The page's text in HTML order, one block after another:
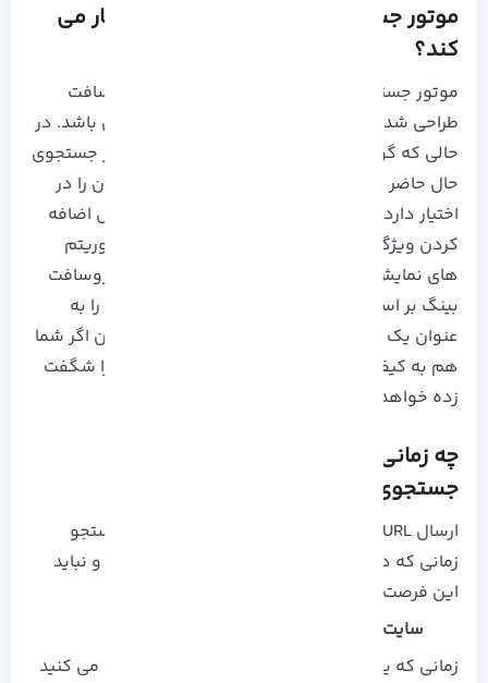
موتور جستجو بینگ چیست؟ و چگونه کار می
کند؟
موتور جستجو Bing در سال 2009 توسط مایکروسافت
طراحی شد که نام کامل آن مایکروسافت بینگ می باشد. در
حالی که گوگل معروف ترین و محبوب ترین موتور جستجوی
حال حاضر است و قسمت بسیار بزرگی از بازار کاربران را در
اختیار دارد، موتور جستجو بینگ نیز همواره در حال اضافه
کردن ویژگی های شگفت انگیز به خود است. الگوریتم
های نمایش نتایج جستجو در موتور جستجو مایکروسافت
بینگ بر اساس کیفیت محتوا است و وب سایت ها را به
عنوان یک منبع نمایش می دهد نه مقصد! بنابراین اگر شما
هم به کیفیت اهمیت می دهید قطعاً بینگ شما را شگفت
زده خواهد کرد.
چه زمانی باید سراغ
جستجوی بینگ برویم؟
ارسال URL ها به صورت مستقیم به یک موتور جستجو
زمانی که در موارد زیر پیش بیاید ایده خوبی است و نباید
این فرصت غنیمت را از دست بدهید:
سایت شما یک سایت جدید است!
زمانی که یک وب سایت یا دامنه جدیدی راه اندازی می کنید